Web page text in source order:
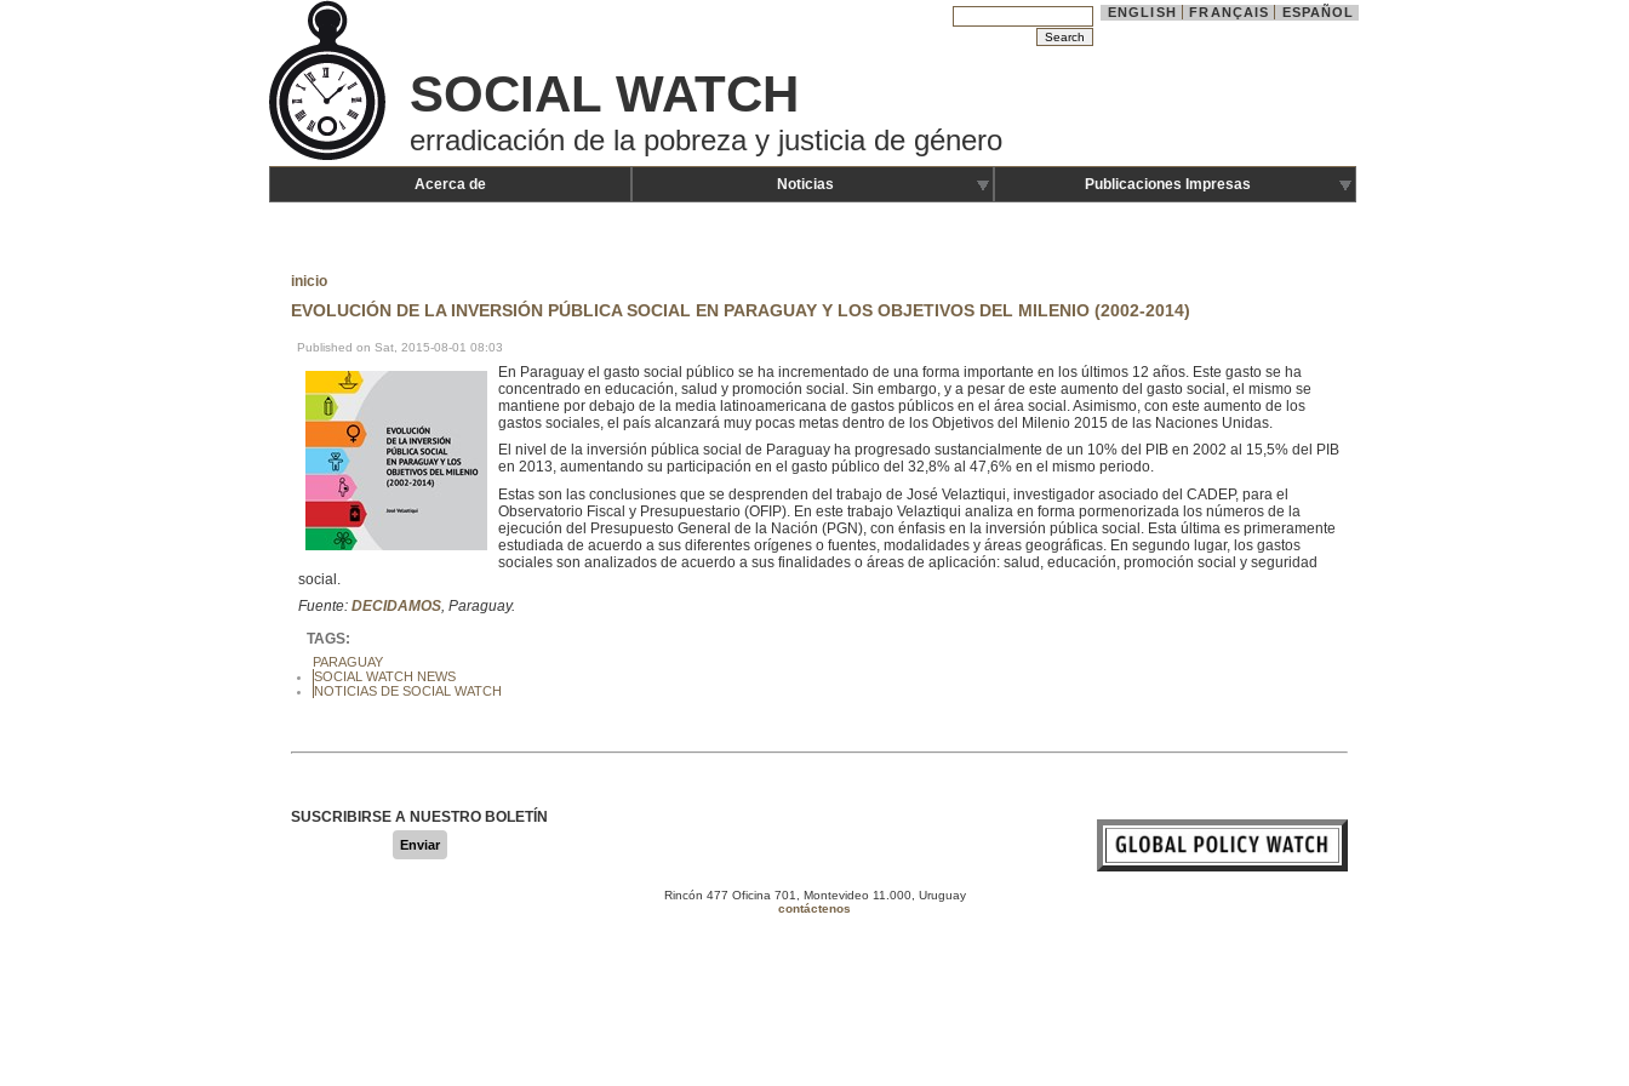
ENGLISH FRANÇAIS ESPAÑOL
SOCIAL WATCH
erradicación de la pobreza y justicia de género
Acerca de Noticias Publicaciones Impresas
inicio
EVOLUCIÓN DE LA INVERSIÓN PÚBLICA SOCIAL EN PARAGUAY Y LOS OBJETIVOS DEL MILENIO (2002-2014)
Published on Sat, 2015-08-01 08:03
En Paraguay el gasto social público se ha incrementado de una forma importante en los últimos 12 años. Este gasto se ha
concentrado en educación, salud y promoción social. Sin embargo, y a pesar de este aumento del gasto social, el mismo se
mantiene por debajo de la media latinoamericana de gastos públicos en el área social. Asimismo, con este aumento de los
gastos sociales, el país alcanzará muy pocas metas dentro de los Objetivos del Milenio 2015 de las Naciones Unidas.
El nivel de la inversión pública social de Paraguay ha progresado sustancialmente de un 10% del PIB en 2002 al 15,5% del PIB
en 2013, aumentando su participación en el gasto público del 32,8% al 47,6% en el mismo periodo.
Estas son las conclusiones que se desprenden del trabajo de José Velaztiqui, investigador asociado del CADEP, para el
Observatorio Fiscal y Presupuestario (OFIP). En este trabajo Velaztiqui analiza en forma pormenorizada los números de la
ejecución del Presupuesto General de la Nación (PGN), con énfasis en la inversión pública social. Esta última es primeramente
estudiada de acuerdo a sus diferentes orígenes o fuentes, modalidades y áreas geográficas. En segundo lugar, los gastos
sociales son analizados de acuerdo a sus finalidades o áreas de aplicación: salud, educación, promoción social y seguridad
social.
Fuente: DECIDAMOS, Paraguay.
TAGS:
PARAGUAY
SOCIAL WATCH NEWS
NOTICIAS DE SOCIAL WATCH
SUSCRIBIRSE A NUESTRO BOLETÍN
Enviar
Rincón 477 Oficina 701, Montevideo 11.000, Uruguay
contáctenos